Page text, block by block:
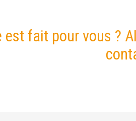
est fait pour vous ?